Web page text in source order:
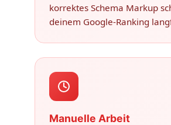
korrektes Schema Markup
deinem Google-Ranking
Manuelle Arbeit